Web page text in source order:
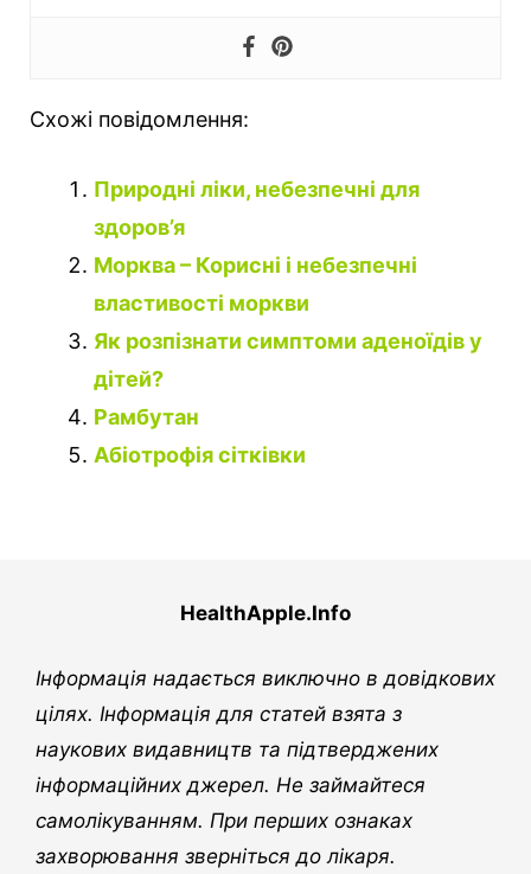
Схожі повідомлення:
Природні ліки, небезпечні для
здоров’я
Морква – Корисні і небезпечні
властивості моркви
Як розпізнати симптоми аденоїдів у
дітей?
Рамбутан
Абіотрофія сітківки
HealthApple.Info
Інформація надається виключно в довідкових
цілях. Інформація для статей взята з
наукових видавництв та підтверджених
інформаційних джерел. Не займайтеся
самолікуванням. При перших ознаках
захворювання зверніться до лікаря.